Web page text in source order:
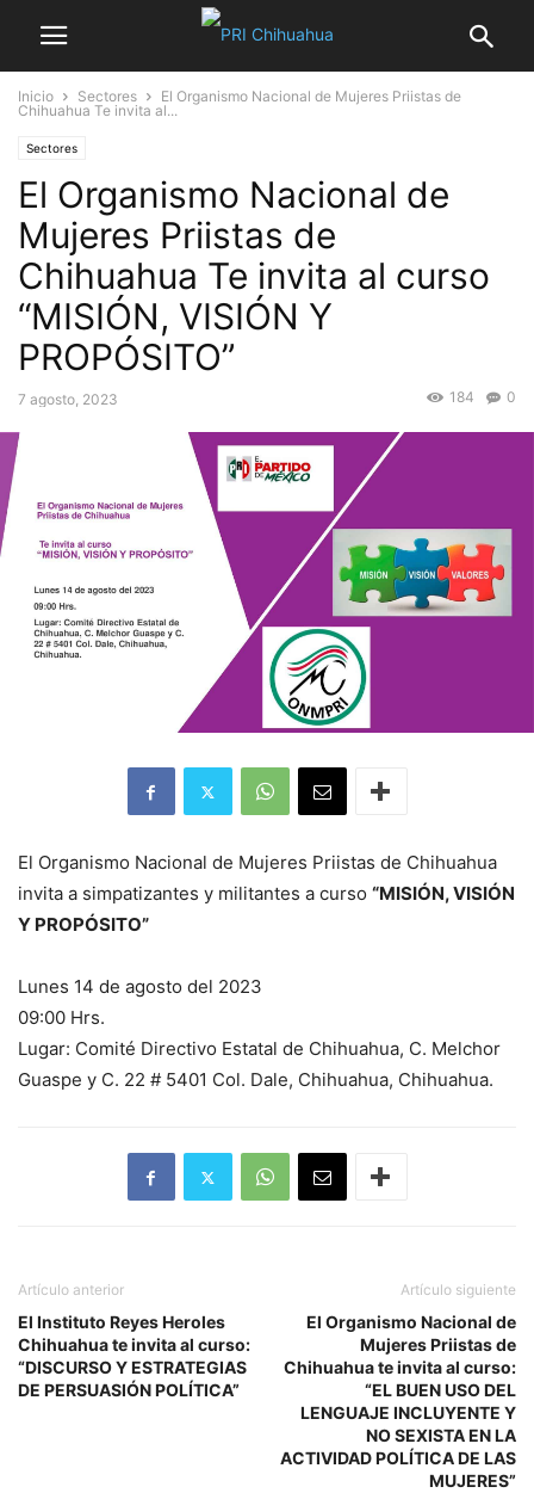
Inicio Sectores
El Organismo Nacional de Mujeres Priistas de
Chihuahua Te invita al...
Sectores
El Organismo Nacional de
Mujeres Priistas de
Chihuahua Te invita al curso
“MISIÓN, VISIÓN Y
PROPÓSITO”
7 agosto, 2023 0
184
El Organismo Nacional de Mujeres Priistas de Chihuahua
invita a simpatizantes y militantes a curso “MISIÓN, VISIÓN
Y PROPÓSITO”
Lunes 14 de agosto del 2023
09:00 Hrs.
Lugar: Comité Directivo Estatal de Chihuahua, C. Melchor
Guaspe y C. 22 # 5401 Col. Dale, Chihuahua, Chihuahua.
Artículo anterior
El Instituto Reyes Heroles
Chihuahua te invita al curso:
“DISCURSO Y ESTRATEGIAS
DE PERSUASIÓN POLÍTICA”
Artículo siguiente
El Organismo Nacional de
Mujeres Priistas de
Chihuahua te invita al curso:
“EL BUEN USO DEL
LENGUAJE INCLUYENTE Y
NO SEXISTA EN LA
ACTIVIDAD POLÍTICA DE LAS
MUJERES”